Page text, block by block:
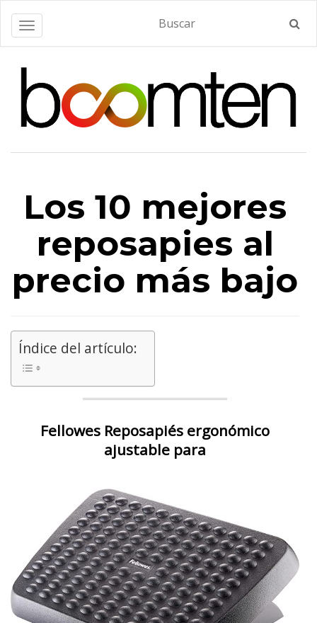
Alternar navegación
Los 10 mejores
reposapies al
precio más bajo
Índice del artículo:
Fellowes Reposapiés ergonómico
ajustable para